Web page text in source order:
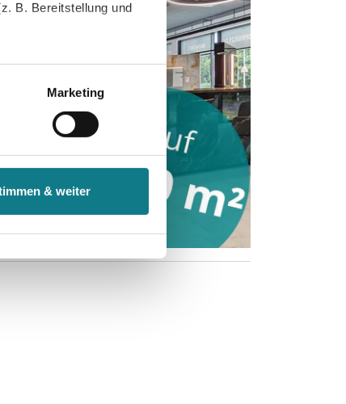
B. Bereitstellung und
können Sie mehr über
vornehmen.
Daten zu den
Marketing
& weiter